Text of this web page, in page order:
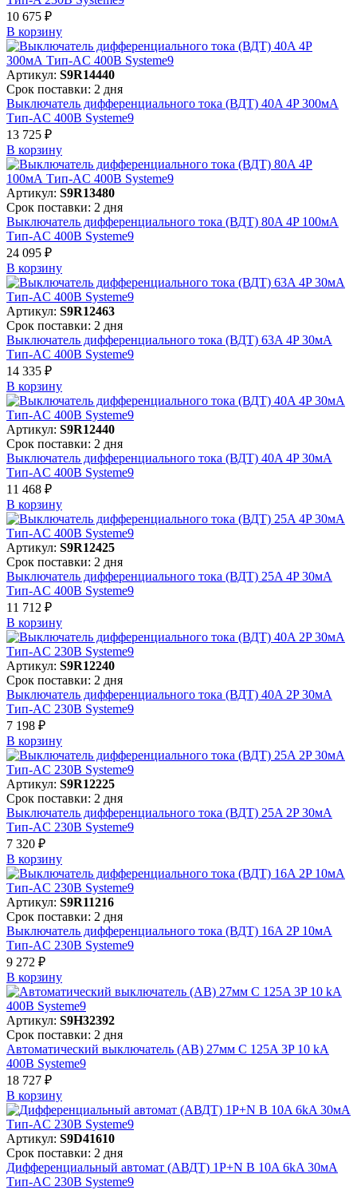
10 675 ₽
В корзинy
Артикул: S9R14440
Срок поставки: 2 дня
Выключатель дифференциального тока (ВДТ) 40A 4P 300мА
Тип-AC 400В Systeme9
13 725 ₽
В корзинy
Артикул: S9R13480
Срок поставки: 2 дня
Выключатель дифференциального тока (ВДТ) 80A 4P 100мА
Тип-AC 400В Systeme9
24 095 ₽
В корзинy
Артикул: S9R12463
Срок поставки: 2 дня
Выключатель дифференциального тока (ВДТ) 63A 4P 30мА
Тип-AC 400В Systeme9
14 335 ₽
В корзинy
Артикул: S9R12440
Срок поставки: 2 дня
Выключатель дифференциального тока (ВДТ) 40A 4P 30мА
Тип-AC 400В Systeme9
11 468 ₽
В корзинy
Артикул: S9R12425
Срок поставки: 2 дня
Выключатель дифференциального тока (ВДТ) 25A 4P 30мА
Тип-AC 400В Systeme9
11 712 ₽
В корзинy
Артикул: S9R12240
Срок поставки: 2 дня
Выключатель дифференциального тока (ВДТ) 40A 2P 30мА
Тип-AC 230В Systeme9
7 198 ₽
В корзинy
Артикул: S9R12225
Срок поставки: 2 дня
Выключатель дифференциального тока (ВДТ) 25A 2P 30мА
Тип-AC 230В Systeme9
7 320 ₽
В корзинy
Артикул: S9R11216
Срок поставки: 2 дня
Выключатель дифференциального тока (ВДТ) 16A 2P 10мА
Тип-AC 230В Systeme9
9 272 ₽
В корзинy
Артикул: S9H32392
Срок поставки: 2 дня
Автоматический выключатель (АВ) 27мм C 125A 3P 10 kA
400В Systeme9
18 727 ₽
В корзинy
Артикул: S9D41610
Срок поставки: 2 дня
Дифференциальный автомат (АВДТ) 1P+N B 10A 6kA 30мА
Тип-AC 230В Systeme9